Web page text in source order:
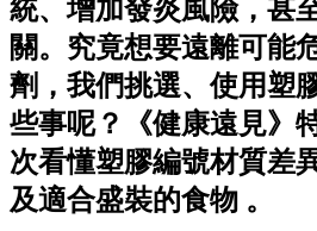
統、增加發炎風險，甚
關。究竟想要遠離可能
劑，我們挑選、使用塑
些事呢？《健康遠見》
次看懂塑膠編號材質差
及適合盛裝的食物 。